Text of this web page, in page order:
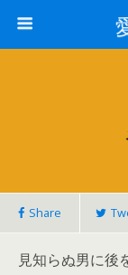
Share
見知らぬ男に後